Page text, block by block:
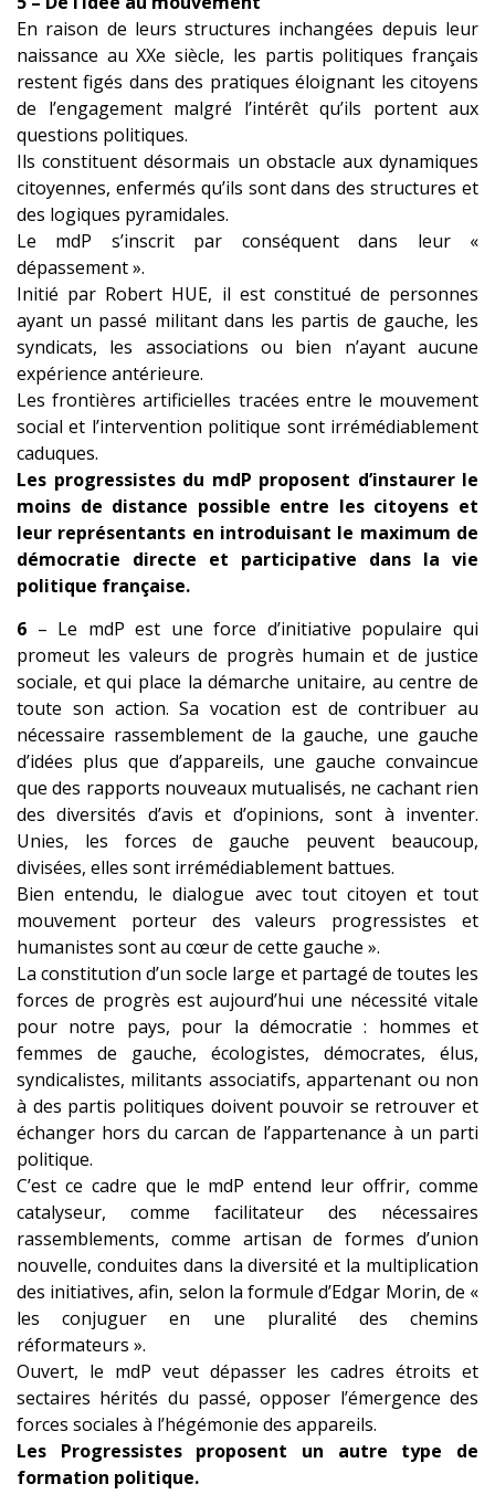
En raison de leurs structures inchangées depuis leur
naissance au XXe siècle, les partis politiques français
restent figés dans des pratiques éloignant les citoyens
de l’engagement malgré l’intérêt qu’ils portent aux
questions politiques.
Ils constituent désormais un obstacle aux dynamiques
citoyennes, enfermés qu’ils sont dans des structures et
des logiques pyramidales.
Le mdP s’inscrit par conséquent dans leur «
dépassement ».
Initié par Robert HUE, il est constitué de personnes
ayant un passé militant dans les partis de gauche, les
syndicats, les associations ou bien n’ayant aucune
expérience antérieure.
Les frontières artificielles tracées entre le mouvement
social et l’intervention politique sont irrémédiablement
caduques.
Les progressistes du mdP proposent d’instaurer le
moins de distance possible entre les citoyens et
leur représentants en introduisant le maximum de
démocratie directe et participative dans la vie
politique française.
6 – Le mdP est une force d’initiative populaire qui
promeut les valeurs de progrès humain et de justice
sociale, et qui place la démarche unitaire, au centre de
toute son action. Sa vocation est de contribuer au
nécessaire rassemblement de la gauche, une gauche
d’idées plus que d’appareils, une gauche convaincue
que des rapports nouveaux mutualisés, ne cachant rien
des diversités d’avis et d’opinions, sont à inventer.
Unies, les forces de gauche peuvent beaucoup,
divisées, elles sont irrémédiablement battues.
Bien entendu, le dialogue avec tout citoyen et tout
mouvement porteur des valeurs progressistes et
humanistes sont au cœur de cette gauche ».
La constitution d’un socle large et partagé de toutes les
forces de progrès est aujourd’hui une nécessité vitale
pour notre pays, pour la démocratie : hommes et
femmes de gauche, écologistes, démocrates, élus,
syndicalistes, militants associatifs, appartenant ou non
à des partis politiques doivent pouvoir se retrouver et
échanger hors du carcan de l’appartenance à un parti
politique.
C’est ce cadre que le mdP entend leur offrir, comme
catalyseur, comme facilitateur des nécessaires
rassemblements, comme artisan de formes d’union
nouvelle, conduites dans la diversité et la multiplication
des initiatives, afin, selon la formule d’Edgar Morin, de «
les conjuguer en une pluralité des chemins
réformateurs ».
Ouvert, le mdP veut dépasser les cadres étroits et
sectaires hérités du passé, opposer l’émergence des
forces sociales à l’hégémonie des appareils.
Les Progressistes proposent un autre type de
formation politique.